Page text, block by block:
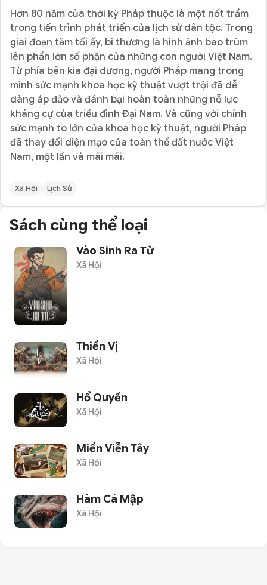
Hơn 80 năm của thời kỳ Pháp thuộc là một nốt trầm
trong tiến trình phát triển của lịch sử dân tộc. Trong
giai đoạn tăm tối ấy, bi thương là hình ảnh bao trùm
lên phần lớn số phận của những con người Việt Nam.
Từ phía bên kia đại dương, người Pháp mang trong
mình sức mạnh khoa học kỹ thuật vượt trội đã dễ
dàng áp đảo và đánh bại hoàn toàn những nỗ lực
kháng cự của triều đình Đại Nam. Và cũng với chính
sức mạnh to lớn của khoa học kỹ thuật, người Pháp
đã thay đổi diện mạo của toàn thể đất nước Việt
Nam, một lần và mãi mãi.
Xã Hội Lịch Sử
Sách cùng thể loại
Vào Sinh Ra Tử
Xã Hội
Thiền Vị
Xã Hội
Hổ Quyền
Xã Hội
Miền Viễn Tây
Xã Hội
Hàm Cá Mập
Xã Hội